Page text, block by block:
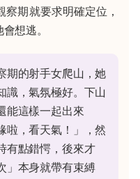
期就要求明確定位，
想逃。
期的射手女爬山，她
識，氣氛極好。下山
能這樣一起出來
啦，看天氣！」，然
有點錯愕，後來才
」本身就帶有束縛